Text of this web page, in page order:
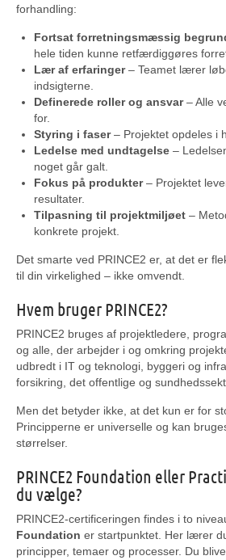
forhandling:
Fortsat forretningsmæssig
hele tiden kunne retfærdiggøres
Lær af erfaringer– Teamet lærer
indsigterne.
Definerede roller og ansvar– Alle
for.
Styring i faser– Projektet opdeles i
Ledelse med undtagelse –
noget går galt.
Fokus på produkter– Projektet
resultater.
Tilpasning til projektmiljøet –
konkrete projekt.
Det smarte ved PRINCE2 er, at det er
til din virkelighed – ikke omvendt.
Hvem bruger PRINCE2?
PRINCE2 bruges af projektledere,
og alle, der arbejder i og omkring
udbredt i IT og teknologi, byggeri og
forsikring, det offentlige og
Men det betyder ikke, at det kun er for
Principperne er universelle og kan
størrelser.
PRINCE2 Foundation eller
du vælge?
PRINCE2-certificeringen findes i to
Foundation er startpunktet. Her lærer
principper, temaer og processer. Du